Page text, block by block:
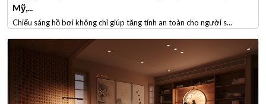
Mỹ,...
Chiếu sáng hồ bơi không chỉ giúp tăng tính an toàn cho người s...